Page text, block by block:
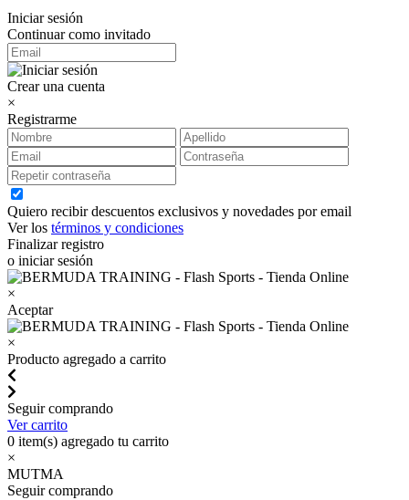
Iniciar sesión
Continuar como invitado
Crear una cuenta
×
Registrarme
Quiero recibir descuentos exclusivos y novedades por email
Ver los términos y condiciones
Finalizar registro
o iniciar sesión
×
Aceptar
×
Producto agregado a carrito
Seguir comprando
Ver carrito
0 item(s) agregado tu carrito
×
MUTMA
Seguir comprando